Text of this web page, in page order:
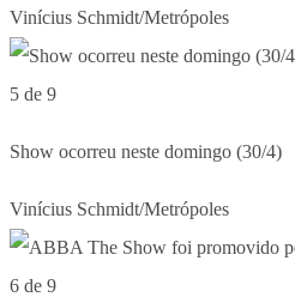
Vinícius Schmidt/Metrópoles
5 de 9
Show ocorreu neste domingo (30/4)
Vinícius Schmidt/Metrópoles
6 de 9